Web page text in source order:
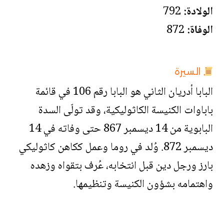
الولادة:
الوفاة:
السيرة
البابا أدريان الثاني هو البابا رقم 106 في قائمة
باباوات الكنيسة الكاثوليكية، وقد تولّى السدة
البابوية من 14 ديسمبر 867 حتى وفاته في 14
ديسمبر 872. وُلد في روما وعمل ككاهن كاثوليكي
بارز ورجل دين قبل انتخابه، عُرف بتقواه وزهده
واهتمامه بشؤون الكنيسة وتنظيمها.